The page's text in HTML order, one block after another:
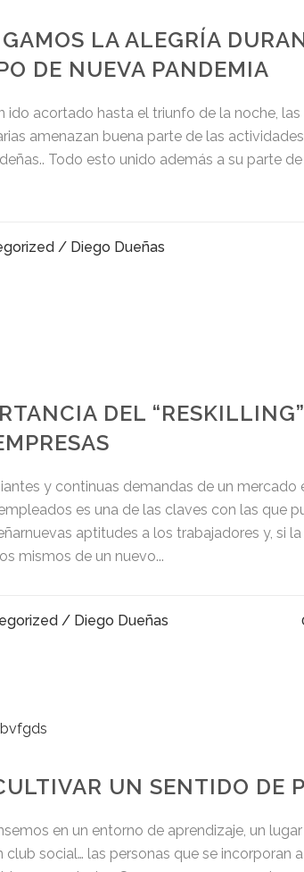
LA ALEGRÍA
DE NUEVA PANDEMIA
ido acortado hasta el triunfo de la noche,
amenazan buena parte de las
Todo esto unido además a su parte
/ Diego Dueñas
DEL
y continuas demandas de un
es una de las claves con las que
aptitudes a los trabajadores y, si
mismos de un nuevo...
/ Diego Dueñas
UN SENTIDO DE
en un entorno de aprendizaje, un
club social… las personas que se incorporan